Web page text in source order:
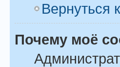
Вернуться
Почему моё